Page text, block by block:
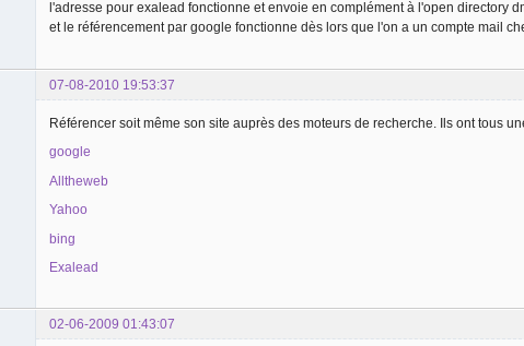
l'adresse pour exalead fonctionne et envoie en complément à l'open directory
et le référencement par google fonctionne dès lors que l'on a un compte mail
07-08-2010 19:53:37
Référencer soit même son site auprès des moteurs de recherche. Ils ont tous
google
Alltheweb
Yahoo
bing
Exalead
02-06-2009 01:43:07